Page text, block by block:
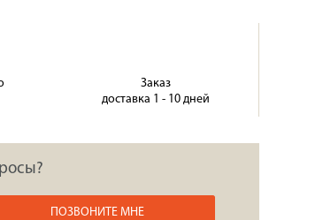
Заказ
доставка 1 - 10 дней
ПОЗВОНИТЕ МНЕ